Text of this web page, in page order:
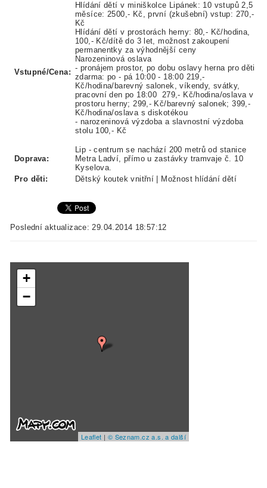
Vstupné/Cena:
Hlídání dětí v miniškolce Lipánek: 10 vstupů 2,5
měsíce: 2500,- Kč, první (zkušební) vstup: 270,-
Kč
Hlídání dětí v prostorách herny: 80,- Kč/hodina,
100,- Kč/dítě do 3 let, možnost zakoupení
permanentky za výhodnější ceny
Narozeninová oslava
- pronájem prostor, po dobu oslavy herna pro děti
zdarma: po - pá 10:00 - 18:00 219,-
Kč/hodina/barevný salonek, víkendy, svátky,
pracovní den po 18:00 279,- Kč/hodina/oslava v
prostoru herny; 299,- Kč/barevný salonek; 399,-
Kč/hodina/oslava s diskotékou
- narozeninová výzdoba a slavnostní výzdoba
stolu 100,- Kč
Doprava:
Lip - centrum se nachází 200 metrů od stanice
Metra Ladví, přímo u zastávky tramvaje č. 10
Kyselova.
Pro děti:
Dětský koutek vnitřní | Možnost hlídání dětí
Poslední aktualizace: 29.04.2014 18:57:12
+
−
Leaflet | © Seznam.cz a.s. a další